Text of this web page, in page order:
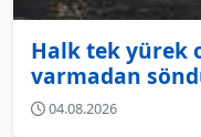
Halk tek yürek
varmadan
04.08.2026